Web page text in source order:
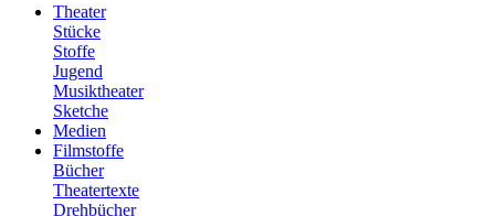
Theater
Stücke
Stoffe
Jugend
Musiktheater
Sketche
Medien
Filmstoffe
Bücher
Theatertexte
Drehbücher